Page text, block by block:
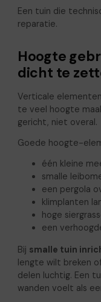
Een tuin die
reparatie.
Hoogte
dicht te
Verticale
te veel hoogte
gericht, niet overal.
Goede hoogte-
één kleine
smalle
een pergola
klimplanten
hoge
een
Bij smalle tuin
lengte wilt breken
delen luchtig. Een
wanden voelt als